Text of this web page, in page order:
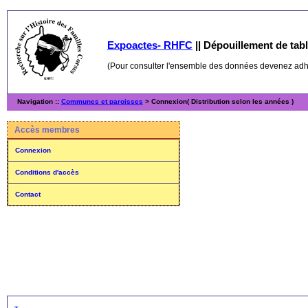
Expoactes- RHFC || Dépouillement de
(Pour consulter l'ensemble des données devenez
Navigation :: Communes et paroisses > Connexion( Distribution selon les années )
Accès membres
Connexion
Conditions d'accès
Contact